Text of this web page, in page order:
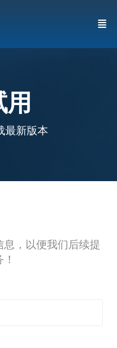
用
最新版本
，以便我们后续提